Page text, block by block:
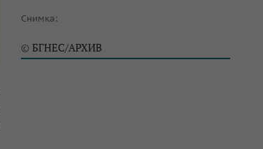
Снимка:
© БГНЕС/АРХИВ